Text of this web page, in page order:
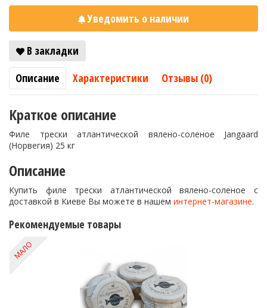
Уведомить о наличии
В закладки
Описание
Характеристики Отзывы (0)
Краткое описание
Филе трески атлантической вялено-соленое Jangaard
(Норвегия) 25 кг
Описание
Купить филе трески атлантической вялено-соленое с
доставкой в Киеве Вы можете в нашем интернет-магазине.
Рекомендуемые товары
МАЛО